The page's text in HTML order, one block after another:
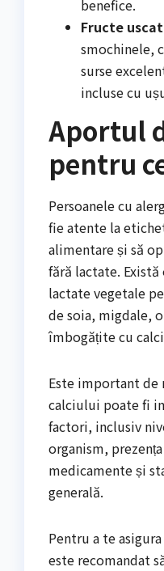
benefice.
Fructe
smochinele,
surse
incluse cu
Aportul
pentru
Persoanele cu
fie atente la
alimentare și să
fără lactate.
lactate vegetale
de soia, migdale,
îmbogățite cu
Este important de
calciului poate fi
factori, inclusiv
organism,
medicamente și
generală.
Pentru a te
este recomandat